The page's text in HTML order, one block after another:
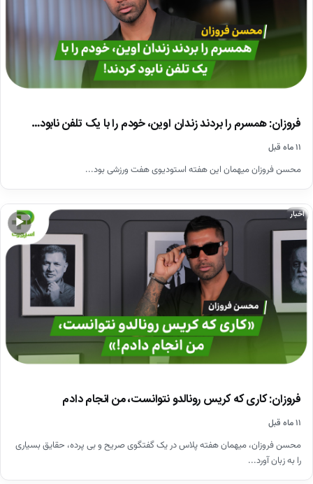
فروزان: همسرم را بردند زندان اوین، خودم را با یک تلفن نابود…
۱۱ ماه قبل
محسن فروزان میهمان این هفته استودیوی هفت ورزشی بود...
▶
اخبار
فروزان: کاری که کریس رونالدو نتوانست، من انجام دادم
۱۱ ماه قبل
محسن فروزان، میهمان هفته پلاس در یک گفتگوی صریح و بی پرده، حقایق بسیاری
را به زبان آورد...